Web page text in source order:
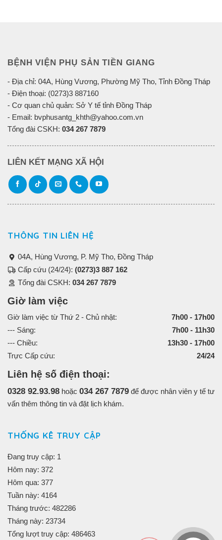
BỆNH VIỆN PHỤ SẢN TIỀN GIANG
- Địa chỉ: 04A, Hùng Vương, Phường Mỹ Tho, Tỉnh Đồng Tháp
- Điện thoại: (0273)3 887160
- Cơ quan chủ quản: Sở Y tế tỉnh Đồng Tháp
- Email: bvphusantg_khth@yahoo.com.vn
Tổng đài CSKH: 034 267 7879
LIÊN KẾT MẠNG XÃ HỘI
THÔNG TIN LIÊN HỆ
04A, Hùng Vương, P. Mỹ Tho, Đồng Tháp
Cấp cứu (24/24): (0273)3 887 162
Tổng đài CSKH: 034 267 7879
Giờ làm việc
Giờ làm việc từ Thứ 2 - Chủ nhật:
7h00 - 17h00
--- Sáng:
7h00 - 11h30
--- Chiều:
13h30 - 17h00
Trực Cấp cứu:
24/24
Liên hệ số điện thoại:
0328 92.93.98 hoặc 034 267 7879 để được nhân viên y tế tư
vấn thêm thông tin và đặt lịch khám.
THỐNG KÊ TRUY CẬP
Đang truy cập: 1
Hôm nay: 372
Hôm qua: 377
Tuần này: 4164
Tháng trước: 482286
Tháng này: 23734
Tổng lượt truy cập: 486463